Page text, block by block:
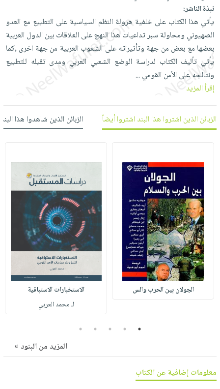
العناية
بالأسنان
الحمية
والتغذية
أدوات
المائدة
الأوعية
والتخزين
أدوات
المطبخ
الأكثر
مبيعاً
العودة
للمدارس
اكسسوارات
كتب
اكسسوارات
منزلية
اكسسوارات
حقائب
عناية
بالذات
صابون
أطفال
مناسبات
شحن
مجاني
بنود
مختارة
اشتراكات
كل
الاشتراكات
صندوق
القراءة
iKitab
حدود
بحث
متقدم
نيل
عن
الشركة
سياسة
الشركة
فيديوهات
أسئلة
يتكرر
طرحها
خدمات
نيل
تواصل
معنا
لائحة
الأمنيات
عربة
التسوق
نشرة
الإصدارات
نبذة الناشر:
يأتي هذا الكتاب على خلفية هرولة النظم السياسية على التطبيع مع العدو
الصهيوني ومحاولة سبر تداعيات هذا النهج على العلاقات بين الدول العربية
بعضها مع بعض من جهة وتأثيراته على الشعوب العربية من جهة اخرى ,كما
يأتي تأليف الكتاب لدراسة الوضع الشعبي العربي ومدى تقبله للتطبيع
ونتائجه على الأمن القومي...
إقرأ المزيد
الزبائن الذين اشتروا هذا البند اشتروا أيضاً الزبائن الذين شاهدوا هذا
الجولان بين الحرب والس
الاستخبارات الاستباقية
لـ محمد العربي
1
2
3
4
5
المزيد من البنود »
معلومات إضافية عن الكتاب